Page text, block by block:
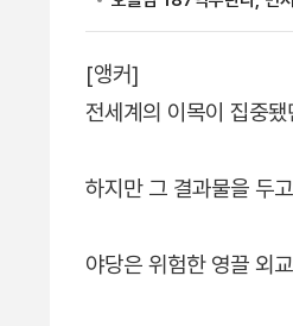
[앵커]
전세계의 이목이 집중
하지만 그 결과물을 두
야당은 위험한 영끌 외